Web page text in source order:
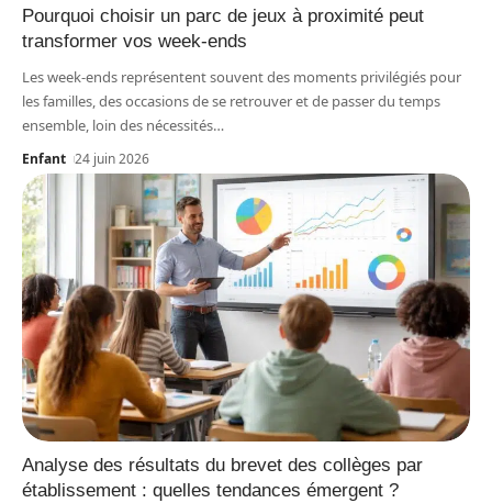
Pourquoi choisir un parc de jeux à proximité peut
transformer vos week-ends
Les week-ends représentent souvent des moments privilégiés pour
les familles, des occasions de se retrouver et de passer du temps
ensemble, loin des nécessités…
Enfant 24 juin 2026
Analyse des résultats du brevet des collèges par
établissement : quelles tendances émergent ?